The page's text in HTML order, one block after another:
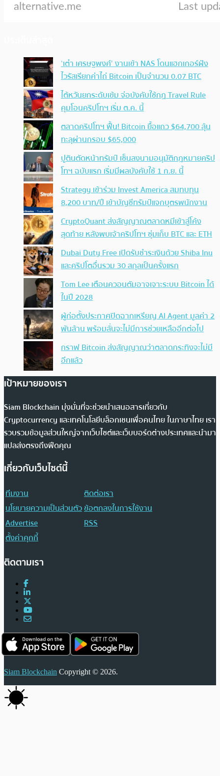
‘เต๋า เศรษฐพงศ์’ งานเข้า NAS โดนแฮกเกอร์ฝัง
ไวรัสเรียกค่าไถ่ Bitcoin เป็นจำนวน 0.07 BTC
ไต้หวันยกระดับเข้ม จ่อบังคับใช้กฏ Travel Rule
คุมโอนคริปโทฯ เริ่ม ต.ค. นี้
ตลาดคริปโทฯ ฟื้น! Bitcoin ยื้อแถว $64,700 ลุ้น
ทะลุผ่านกรอบ $65,000
ปูตินตัดหน้าทรัมป์ เซ็นลงนามอนุมัติกฎหมายคริป
โทฯ ฉบับแรก เริ่มมีผลบังคับใช้ 1 ก.ย. นี้
Strategy เข้าร่วม Invest America สมทบทุน
8,200 บาท/ปี เข้าบัญชีทรัมป์แจกบุตรพนักงาน
CryptoQuant ส่งสัญญาณตลาดหมีเข้าสู่โค้ง
สุดท้าย หลังพบเจ้าคริปโทฯ ซุ่มเก็บ BTC และ ETH
Dubai Duty Free เปิดรับชำระเงินด้วย Shiba Inu
และคริปโตอื่นรวม 30 สกุลเป็นครั้งแรก
Tom Lee เตือนควอนตัมอาจเจาะระบบ Bitcoin ได้
ในปี 2028
ผู้ก่อตั้งประกาศปิดฉากเหรียญ AI Agent มูลค่า 2
พันล้าน พร้อมลั่นจะไม่มีการช่วยเหลืออีกต่อไป
กราฟ Bitcoin ส่งสัญญาณว่าตลาดกระทิงจะไม่มี
อีกแล้ว
เป้าหมายของเรา
Siam Blockchain มุ่งมั่นที่จะช่วยนำเสนอสารเกี่ยวกับ
Cryptocurrency และเทคโนโลยีบล็อกเชนเพื่อคนไทย ในภาษาไทย เรา
รวบรวมข้อมูลส่วนใหญ่จากเว็บไซต์และเว็บบอร์ดต่างประเทศและนำมา
แปลส่งตรงถึงฟีดคุณ
เกี่ยวกับเว็บไซต์นี้
ทีมงาน
ติดต่อเรา
นโยบายความเป็นส่วนตัวข้อตกลงในการใช้งาน
Advertise
RSS
ตั้งค่าคุกกี้
ติดตามเรา
Siam Blockchain Copyright © 2026.